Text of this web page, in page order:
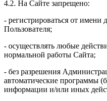
4.2. На Сайте запрещено:
- регистрироваться от имени
Пользователя;
- осуществлять любые
нормальной работы Сайта;
- без разрешения
автоматические программы
информации и/или иных